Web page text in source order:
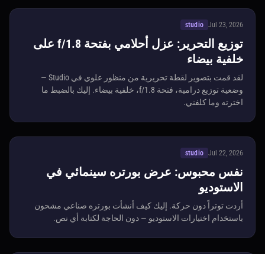
Jul 23, 2026
studio
توزيع التحرير: عزل أحلامي بفتحة f/1.8 على
خلفية بيضاء
لقد قمت بتصوير لقطة تحريرية من منظور علوي في Studio —
وضعية توزيع درامية، فتحة f/1.8، خلفية بيضاء. إليك بالضبط ما
اخترته وما كلفني.
Jul 22, 2026
studio
نفس محبوس: عرض بورتره سينمائي في
الاستوديو
أردت توتراً دون حركة. إليك كيف أنشأت بورتره صناعي مشحون
باستخدام اختيارات الاستوديو — دون الحاجة لكتابة أي نص.